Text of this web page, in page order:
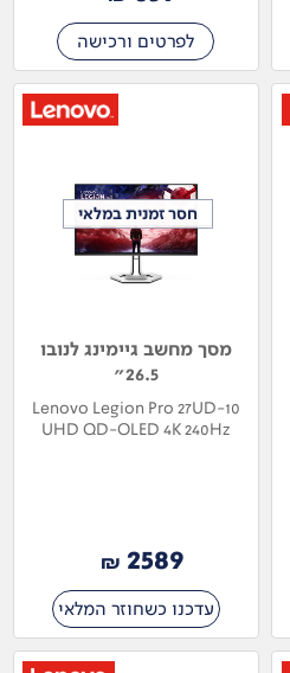
לפרטים ורכישה
חסר זמנית במלאי
חסר זמנית במלאי
מסך מחשב גיימינג לנובו
26.5"
Lenovo Legion Pro 27UD-10
UHD QD-OLED 4K 240Hz
2589
₪
עדכנו כשחוזר המלאי